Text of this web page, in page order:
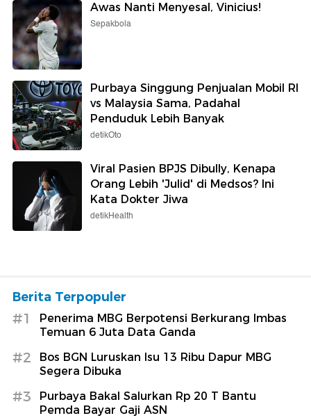
Awas Nanti Menyesal, Vinicius!
Sepakbola
Purbaya Singgung Penjualan Mobil RI
vs Malaysia Sama, Padahal
Penduduk Lebih Banyak
detikOto
Viral Pasien BPJS Dibully, Kenapa
Orang Lebih 'Julid' di Medsos? Ini
Kata Dokter Jiwa
detikHealth
Berita Terpopuler
#1
Penerima MBG Berpotensi Berkurang Imbas
Temuan 6 Juta Data Ganda
#2
Bos BGN Luruskan Isu 13 Ribu Dapur MBG
Segera Dibuka
#3
Purbaya Bakal Salurkan Rp 20 T Bantu
Pemda Bayar Gaji ASN